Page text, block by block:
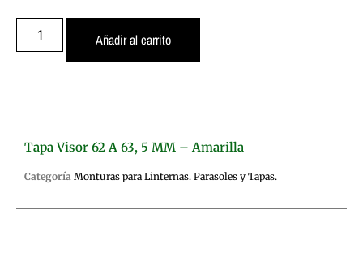
Añadir al carrito
Tapa Visor 62 A 63, 5 MM – Amarilla
Categoría Monturas para Linternas. Parasoles y Tapas.